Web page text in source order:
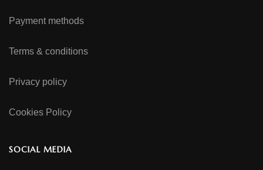
Payment methods
Terms & conditions
Privacy policy
Cookies Policy
SOCIAL MEDIA